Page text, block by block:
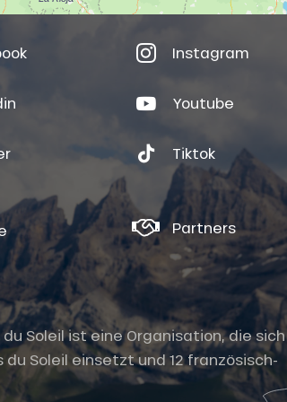
Instagram
Youtube
Tiktok
Partners
Soleil ist eine Organisation, die
Soleil einsetzt und 12 französisch-